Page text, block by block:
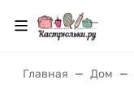
Главная Дом